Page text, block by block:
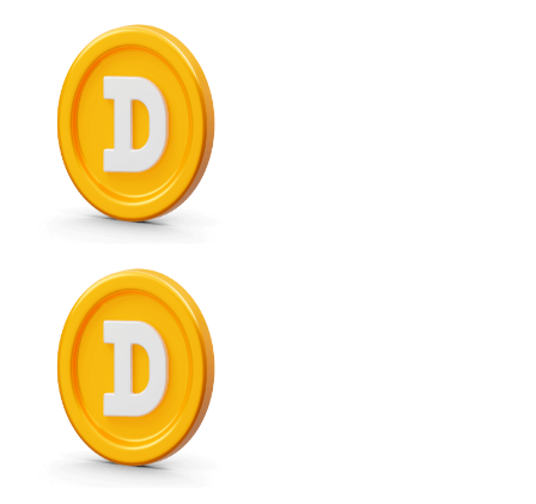
Comprar con tarjeta
Tienda - Tarjetas regalo
Nuevo
Compra tarjetas regalo de tus marcas favoritas con
Ir a la tienda de tarjetas regalo